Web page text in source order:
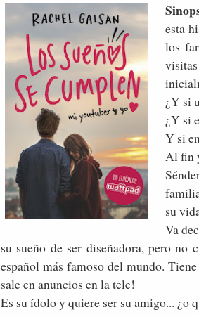
esta
los
¿Y si
¿Y si
Y si
Al fin
su
Va
su sueño de ser diseñadora, pero no
español más famoso del mundo.
sale en anuncios en la tele!
Es su ídolo y quiere ser su amigo... ¿o